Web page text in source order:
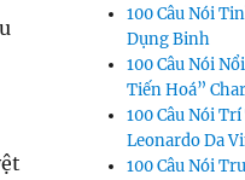
100 Câu Nói
Dụng Binh
100 Câu Nói
Tiến Hoá”
100 Câu Nói
Leonardo Da
100 Câu Nói